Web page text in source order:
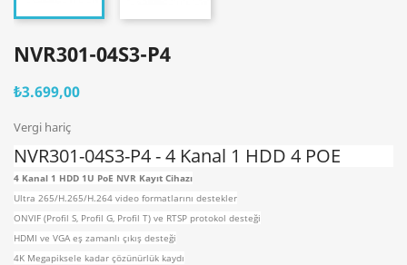
NVR301-04S3-P4
₺3.699,00
Vergi hariç
NVR301-04S3-P4 - 4 Kanal 1 HDD 4 POE
4 Kanal 1 HDD 1U PoE NVR Kayıt Cihazı
Ultra 265/H.265/H.264 video formatlarını destekler
ONVIF (Profil S, Profil G, Profil T) ve RTSP protokol desteği
HDMI ve VGA eş zamanlı çıkış desteği
4K Megapiksele kadar çözünürlük kaydı